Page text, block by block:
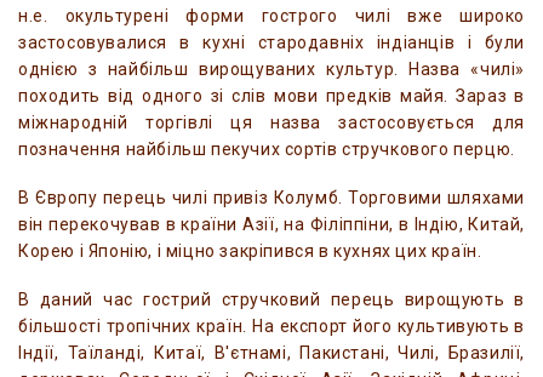
н.е. окультурені форми гострого чилі вже широко
застосовувалися в кухні стародавніх індіанців і були
однією з найбільш вирощуваних культур. Назва «чилі»
походить від одного зі слів мови предків майя. Зараз в
міжнародній торгівлі ця назва застосовується для
позначення найбільш пекучих сортів стручкового перцю.
В Європу перець чилі привіз Колумб. Торговими шляхами
він перекочував в країни Азії, на Філіппіни, в Індію, Китай,
Корею і Японію, і міцно закріпився в кухнях цих країн.
В даний час гострий стручковий перець вирощують в
більшості тропічних країн. На експорт його культивують в
Індії, Таїланді, Китаї, В'єтнамі, Пакистані, Чилі, Бразилії,